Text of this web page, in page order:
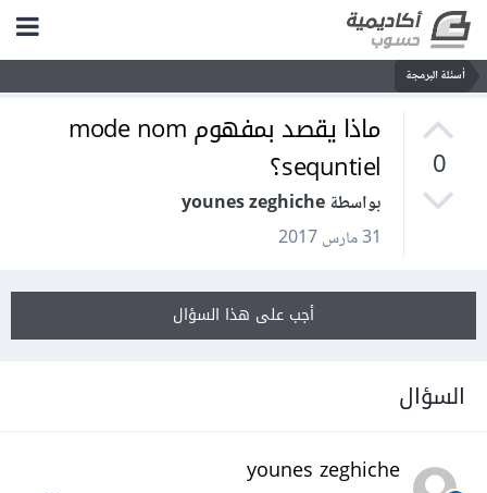
أسئلة البرمجة
0
ماذا يقصد بمفهوم mode nom
sequntiel؟
بواسطة younes zeghiche
31 مارس 2017
أجب على هذا السؤال
السؤال
younes zeghiche